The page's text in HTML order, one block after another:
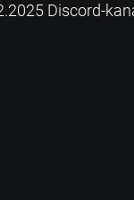
Discord-